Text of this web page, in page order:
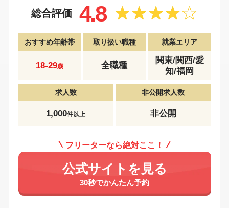
総合評価 4.8
おすすめ年齢帯
18-29歳
取り扱い職種
全職種
就業エリア
関東/関西/愛
知/福岡
求人数
1,000件以上
非公開求人数
非公開
フリーターなら絶対ここ！
公式サイトを見る
30秒でかんたん予約